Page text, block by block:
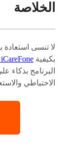
الخلاصة
بكيفية
البرنامج
الاحتياطي